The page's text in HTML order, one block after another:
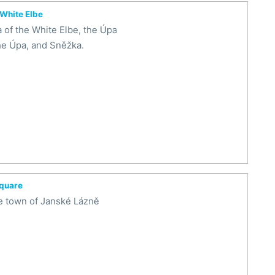
Elbe
the White Elbe, the Úpa
Úpa, and Sněžka.
of Janské Lázně